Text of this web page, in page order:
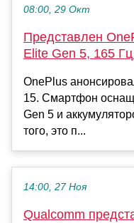
08:00, 29 Окт
Представлен
Elite Gen 5, 165
OnePlus
15. Смартфон
Gen 5 и
того, это п...
14:00, 27 Ноя
Qualcomm